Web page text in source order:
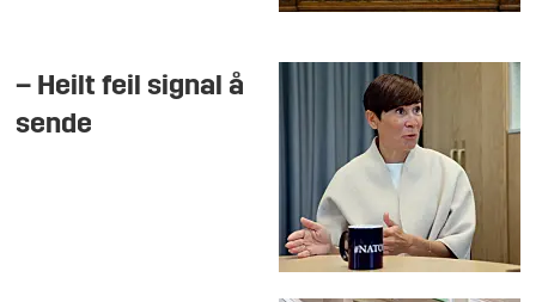
– Heilt feil signal å
sende